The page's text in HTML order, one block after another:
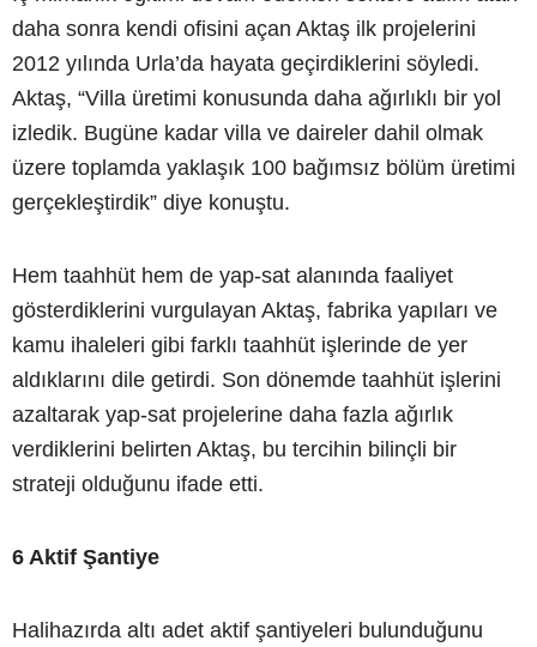
daha sonra kendi ofisini açan Aktaş ilk projelerini
2012 yılında Urla’da hayata geçirdiklerini söyledi.
Aktaş, “Villa üretimi konusunda daha ağırlıklı bir yol
izledik. Bugüne kadar villa ve daireler dahil olmak
üzere toplamda yaklaşık 100 bağımsız bölüm üretimi
gerçekleştirdik” diye konuştu.
Hem taahhüt hem de yap-sat alanında faaliyet
gösterdiklerini vurgulayan Aktaş, fabrika yapıları ve
kamu ihaleleri gibi farklı taahhüt işlerinde de yer
aldıklarını dile getirdi. Son dönemde taahhüt işlerini
azaltarak yap-sat projelerine daha fazla ağırlık
verdiklerini belirten Aktaş, bu tercihin bilinçli bir
strateji olduğunu ifade etti.
6 Aktif Şantiye
Halihazırda altı adet aktif şantiyeleri bulunduğunu